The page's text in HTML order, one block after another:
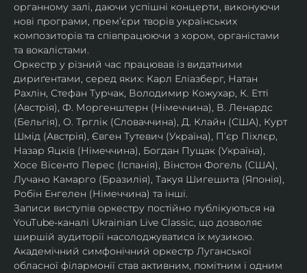
органному залі, даючи успішні концерти, виконуючи
нові програми, прем’єри творів українських
композиторів та співпрацюючи з хором, органістами
та вокалістами.
Оркестр у різний час працював із видатними
дириґентами, серед яких: Карл Еліазберг, Натан
Рахлін, Стефан Турчак, Володимир Кожухар, К. Етті
(Австрія), Ф. Моргенштерн (Німеччина), В. Ленардс
(Бельгія), О. Трглік (Словаччина), Д. Клайн (США), Курт
Шмід (Австрія), Євген Тутевич (Україна), П’єр Піхлєр,
Назар Яцків (Німеччина), Богдан Пущак (Україна),
Хосе Вісенто Перес (Іспанія), Вінстон Фогель (США),
Лучано Камарго (Бразилія), Такуя Шигешита (Японія),
Робін Енгелен (Німеччина) та інші.
Записи виступів оркестру постійно публікуються на
YouTube-каналі Ukrainian Live Classic, що дозволяє
ширшій аудиторії насолоджуватися їх музикою​.
Академічний симфонічний оркестр Луганської
обласної філармонії став активним, помітним і одним